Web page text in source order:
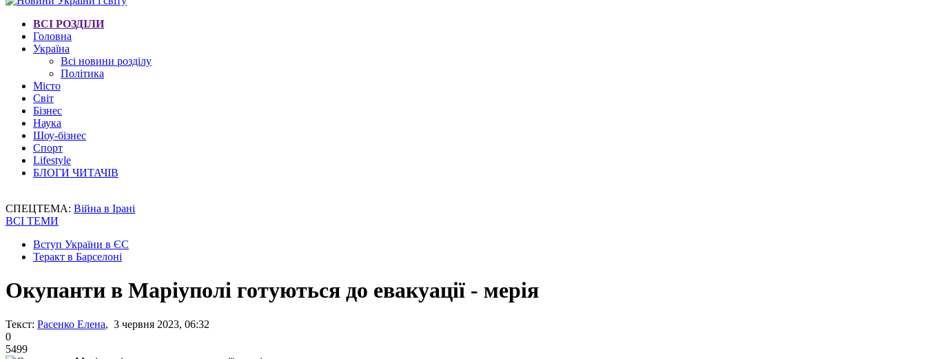
ВСІ РОЗДІЛИ
Головна
Україна
Всі новини розділу
Політика
Місто
Світ
Бізнес
Наука
Шоу-бізнес
Спорт
Lifestyle
БЛОГИ ЧИТАЧІВ
СПЕЦТЕМА: Війна в Ірані
ВСІ ТЕМИ
Вступ України в ЄС
Теракт в Барселоні
Окупанти в Маріуполі готуються до евакуації - мерія
Текст: Расенко Елена, 3 червня 2023, 06:32
0
5499